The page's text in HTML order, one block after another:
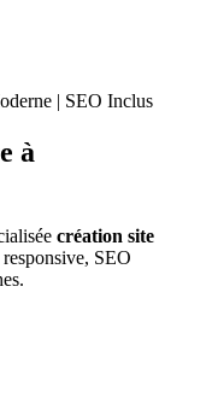
| SEO Inclus
à
création site
SEO